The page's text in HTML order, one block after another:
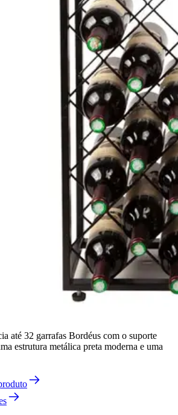
até 32 garrafas Bordéus com o suporte
estrutura metálica preta moderna e uma